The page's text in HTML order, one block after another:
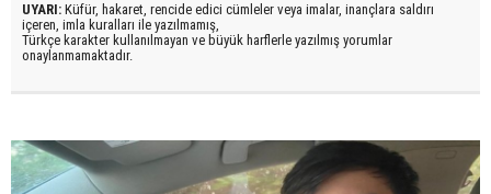
UYARI: Küfür, hakaret, rencide edici cümleler veya imalar, inançlara saldırı
içeren, imla kuralları ile yazılmamış,
Türkçe karakter kullanılmayan ve büyük harflerle yazılmış yorumlar
onaylanmamaktadır.